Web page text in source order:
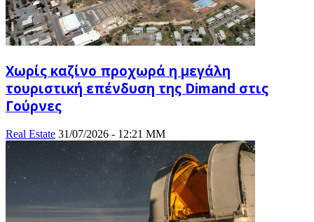
Χωρίς καζίνο προχωρά η μεγάλη
τουριστική επένδυση της Dimand στις
Γούρνες
Real Estate 31/07/2026 - 12:21 ΜΜ